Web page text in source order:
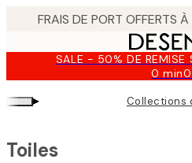
content.SALE - 50% DE REMISE
0 min
:
▸ Collections
Toiles